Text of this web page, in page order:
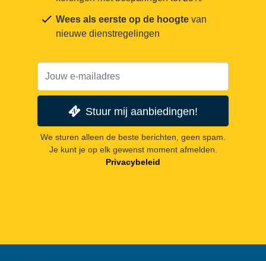
Wees als eerste op de hoogte van
nieuwe dienstregelingen
Stuur mij aanbiedingen!
We sturen alleen de beste berichten, geen spam.
Je kunt je op elk gewenst moment afmelden.
Privacybeleid